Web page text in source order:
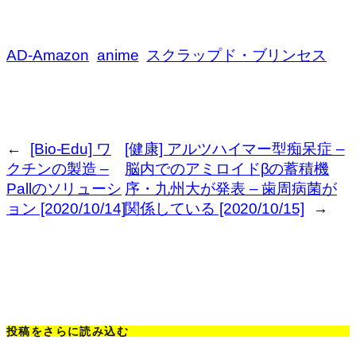
AD-Amazon anime スクラップド・ブリンセス
←
[Bio-Edu] ワ
クチンの製造 –
Pallのソリューシ
ョン [2020/10/14]
[健康] アルツハイマー型痴呆症 –
脳内でのアミロイドβの蓄積機
序・九州大が発表 – 歯周病菌が
関係している [2020/10/15]
→
投稿をさらに読み込む